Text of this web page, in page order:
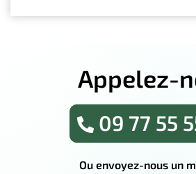
Appelez-
09 77 55
Ou envoyez-nous un